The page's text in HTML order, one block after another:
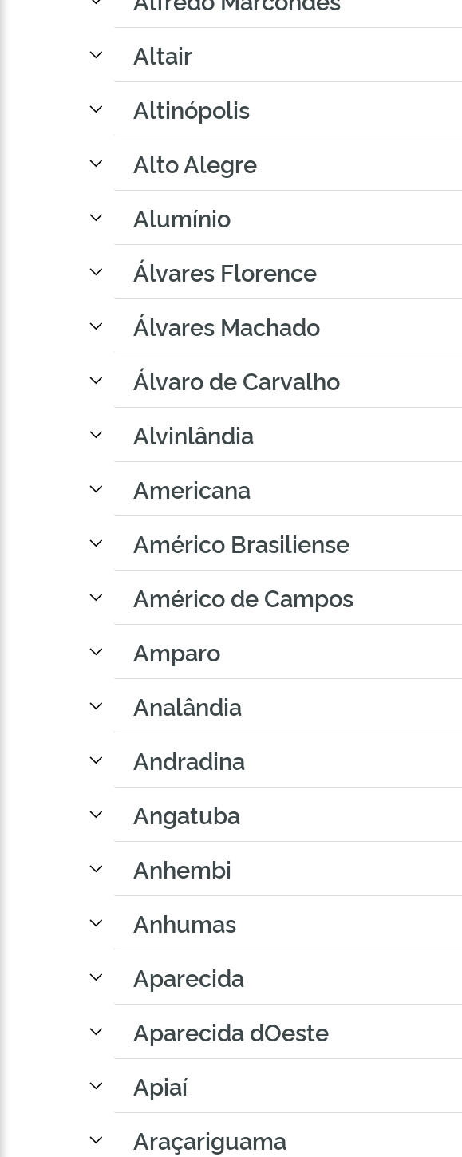
Altair
Altinópolis
Alto Alegre
Alumínio
Álvares Florence
Álvares Machado
Álvaro de Carvalho
Alvinlândia
Americana
Américo Brasiliense
Américo de Campos
Amparo
Analândia
Andradina
Angatuba
Anhembi
Anhumas
Aparecida
Aparecida dOeste
Apiaí
Araçariguama